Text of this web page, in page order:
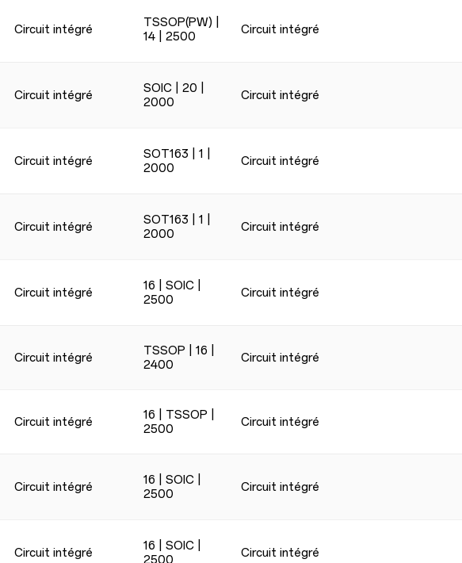
Circuit intégré
TSSOP(PW) |
14 | 2500
Circuit intégré
Circuit intégré
SOIC | 20 |
2000
Circuit intégré
Circuit intégré
SOT163 | 1 |
2000
Circuit intégré
Circuit intégré
SOT163 | 1 |
2000
Circuit intégré
Circuit intégré
16 | SOIC |
2500
Circuit intégré
Circuit intégré
TSSOP | 16 |
2400
Circuit intégré
Circuit intégré
16 | TSSOP |
2500
Circuit intégré
Circuit intégré
16 | SOIC |
2500
Circuit intégré
Circuit intégré
16 | SOIC |
2500
Circuit intégré